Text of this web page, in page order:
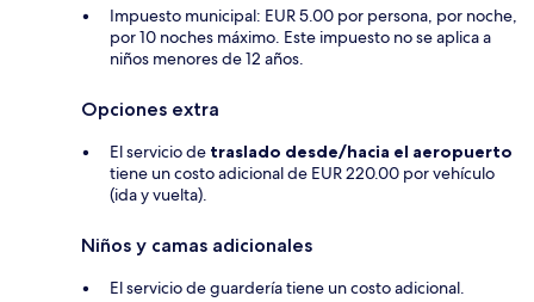
Impuesto municipal: EUR 5.00 por persona, por noche,
por 10 noches máximo. Este impuesto no se aplica a
niños menores de 12 años.
Opciones extra
El servicio de traslado desde/hacia el aeropuerto
tiene un costo adicional de EUR 220.00 por vehículo
(ida y vuelta).
Niños y camas adicionales
El servicio de guardería tiene un costo adicional.